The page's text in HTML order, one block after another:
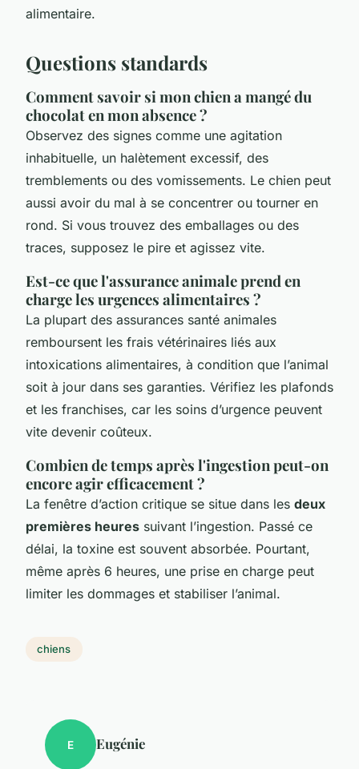
alimentaire.
Questions standards
Comment savoir si mon chien a mangé du
chocolat en mon absence ?
Observez des signes comme une agitation
inhabituelle, un halètement excessif, des
tremblements ou des vomissements. Le chien peut
aussi avoir du mal à se concentrer ou tourner en
rond. Si vous trouvez des emballages ou des
traces, supposez le pire et agissez vite.
Est-ce que l'assurance animale prend en
charge les urgences alimentaires ?
La plupart des assurances santé animales
remboursent les frais vétérinaires liés aux
intoxications alimentaires, à condition que l’animal
soit à jour dans ses garanties. Vérifiez les plafonds
et les franchises, car les soins d’urgence peuvent
vite devenir coûteux.
Combien de temps après l'ingestion peut-on
encore agir efficacement ?
La fenêtre d’action critique se situe dans les deux
premières heures suivant l’ingestion. Passé ce
délai, la toxine est souvent absorbée. Pourtant,
même après 6 heures, une prise en charge peut
limiter les dommages et stabiliser l’animal.
chiens
E Eugénie